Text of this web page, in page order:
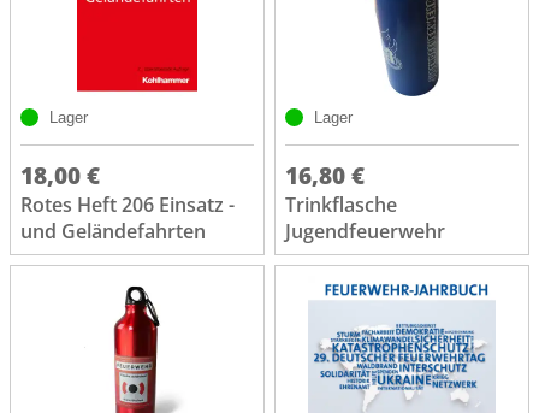
Lager
18,00 €
Rotes Heft 206 Einsatz -
und Geländefahrten
Lager
16,80 €
Trinkflasche
Jugendfeuerwehr